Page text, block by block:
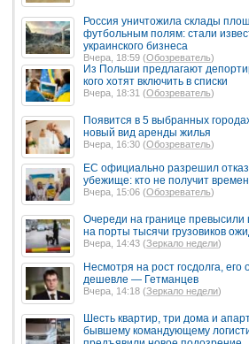
Россия уничтожила склады
футбольным полям: стали
украинского бизнеса
Вчера, 18:59 (Обозреватель)
Из Польши предлагают
кого хотят включить в списки
Вчера, 18:31 (Обозреватель)
Появится в 5 выбранных
новый вид аренды жилья
Вчера, 16:30 (Обозреватель)
ЕС официально разрешил
убежище: кто не получит
Вчера, 15:06 (Обозреватель)
Очереди на границе превысили
на порты тысячи грузовиков
Вчера, 14:43 (Зеркало недели)
Несмотря на рост госдолга, его
дешевле — Гетманцев
Вчера, 14:18 (Зеркало недели)
Шесть квартир, три дома и
бывшему командующему